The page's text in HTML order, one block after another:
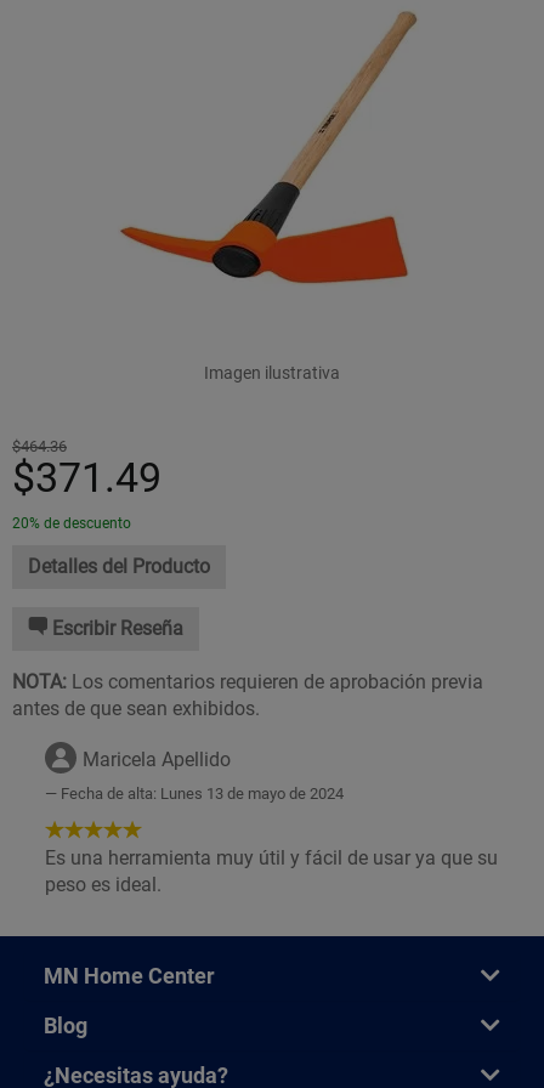
Imagen ilustrativa
$464.36
$371.49
20% de descuento
Detalles del Producto
Escribir Reseña
NOTA: Los comentarios requieren de aprobación previa
antes de que sean exhibidos.
Maricela Apellido
Fecha de alta: Lunes 13 de mayo de 2024
5
de
5
Es una herramienta muy útil y fácil de usar ya que su
peso es ideal.
MN Home Center
Blog
¿Necesitas ayuda?